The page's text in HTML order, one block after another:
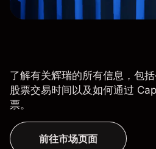
了解有关辉瑞的所有信息，包括
股票交易时间以及如何通过
票。
前往市场页面